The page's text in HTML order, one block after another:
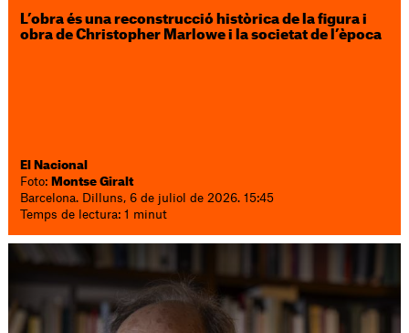
L’obra és una reconstrucció històrica de la figura i
obra de Christopher Marlowe i la societat de l’època
El Nacional
Foto: Montse Giralt
Barcelona. Dilluns, 6 de juliol de 2026. 15:45
Temps de lectura: 1 minut